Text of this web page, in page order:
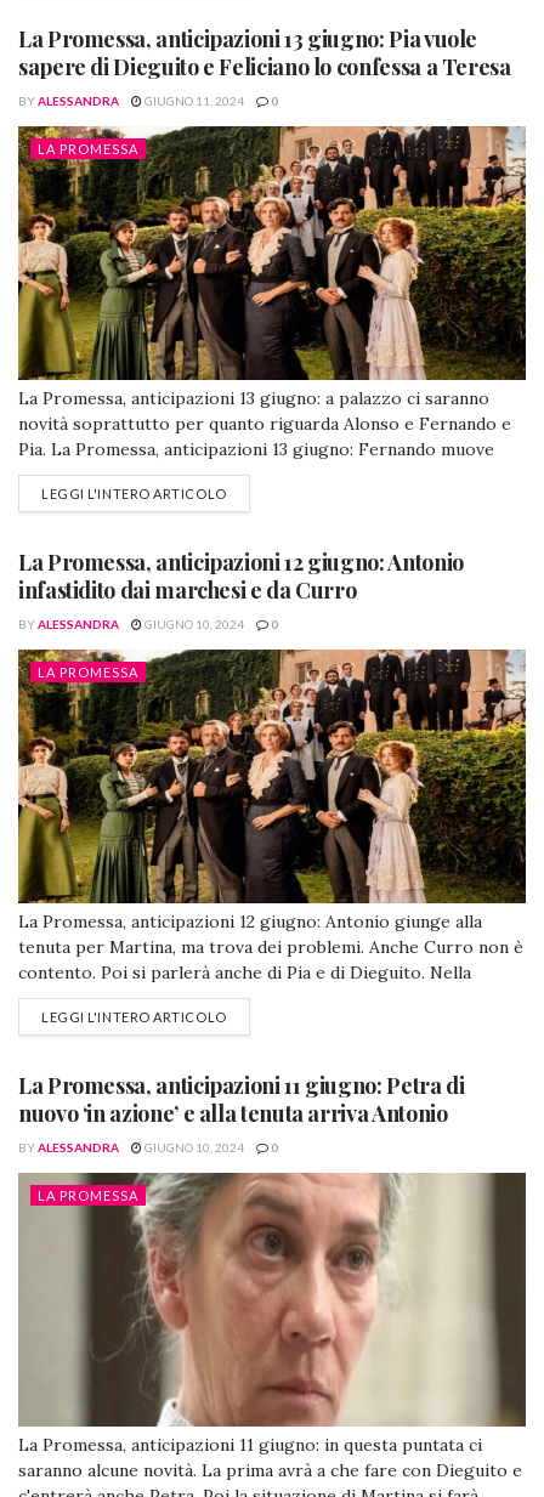
con...
La Promessa, anticipazioni 13 giugno: Pia vuole
sapere di Dieguito e Feliciano lo confessa a Teresa
BYALESSANDRA GIUGNO 11, 2024 0
LA PROMESSA
La Promessa, anticipazioni 13 giugno: a palazzo ci saranno
novità soprattutto per quanto riguarda Alonso e Fernando e
Pia. La Promessa, anticipazioni 13 giugno: Fernando muove
una pesantissima accusa ad Alonso Alonso e Fernando,
screenshot de @lapromessa (Foto da Facebook) In pratica in
fratelli de Lujàn: Fernando...
LEGGI L'INTERO ARTICOLO
La Promessa, anticipazioni 12 giugno: Antonio
infastidito dai marchesi e da Curro
BYALESSANDRA GIUGNO 10, 2024 0
LA PROMESSA
La Promessa, anticipazioni 12 giugno: Antonio giunge alla
tenuta per Martina, ma trova dei problemi. Anche Curro non è
contento. Poi si parlerà anche di Pia e di Dieguito. Nella
faccenda interverrà Jana e non solo. La Promessa,
anticipazioni 12 giugno: brutta sorpresa per Antonio...e per
Facebook) Arrivato a "La Promessa",...
LEGGI L'INTERO ARTICOLO
La Promessa, anticipazioni 11 giugno: Petra di
nuovo ‘in azione’ e alla tenuta arriva Antonio
BYALESSANDRA GIUGNO 10, 2024 0
LA PROMESSA
La Promessa, anticipazioni 11 giugno: in questa puntata ci
saranno alcune novità. La prima avrà a che fare con Dieguito e